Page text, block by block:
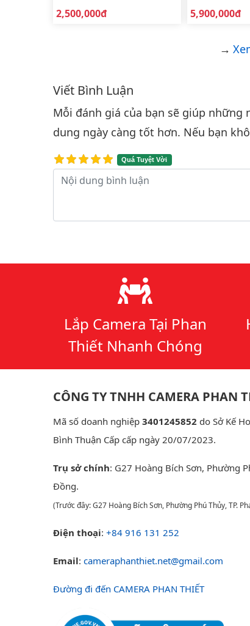
cứng chuyên dụng
camera
Giá bán:
2,500,000đ
Cache 3.5
Giá bán:
5,900,000đ
Bình luận & Đánh
Viết Bình Luận
Mỗi đánh giá của bạn sẽ giúp
dung ngày càng tốt hơn. Nếu bạn
Quá Tuyệt Vời
Nội dung bình luận
Lý do chọn chúng tôi
Lắp Camera Tại Phan
Thiết Nhanh Chóng
CÔNG TY TNHH CAMERA PHAN
Mã số doanh nghiệp 3401245852 do Sở Kế
Bình Thuận Cấp cấp ngày 20/07/2023.
Trụ sở chính: G27 Hoàng Bích Sơn, Phường
Đồng.
(Trước đây: G27 Hoàng Bích Sơn, Phường Phú Thủy, TP.
Điện thoại: +84 916 131 252
Email: cameraphanthiet.net@gmail.com
Đường đi đến CAMERA PHAN THIẾT